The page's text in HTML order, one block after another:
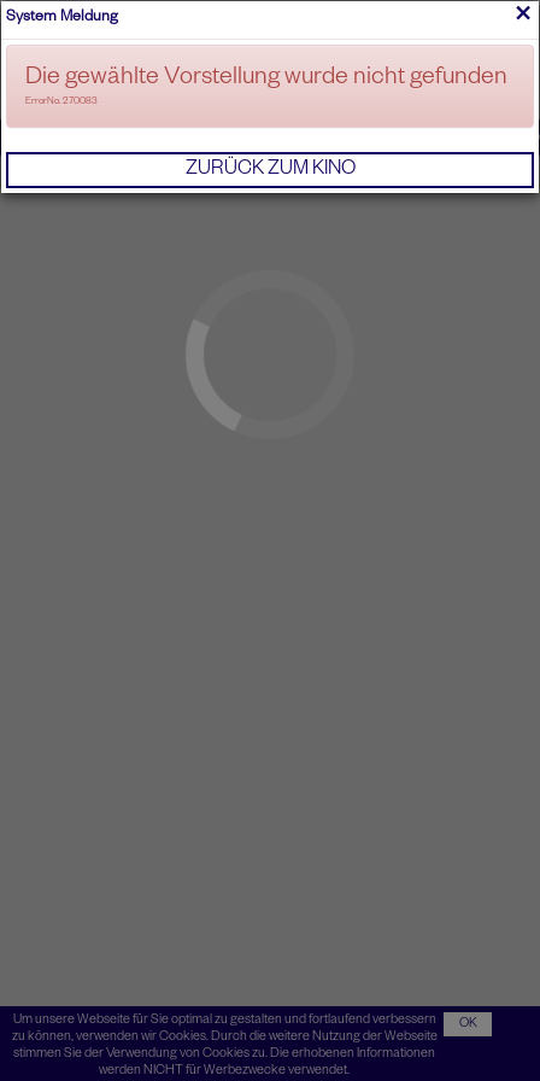
ANMELDEN
Um unsere Webseite für Sie optimal zu gestalten und fortlaufend verbessern
zu können, verwenden wir Cookies. Durch die weitere Nutzung der Webseite
stimmen Sie der Verwendung von Cookies zu. Die erhobenen Informationen
werden NICHT für Werbezwecke verwendet.
OK
×
System Meldung
Die gewählte Vorstellung wurde nicht gefunden
ErrorNo. 270083
ZURÜCK ZUM KINO